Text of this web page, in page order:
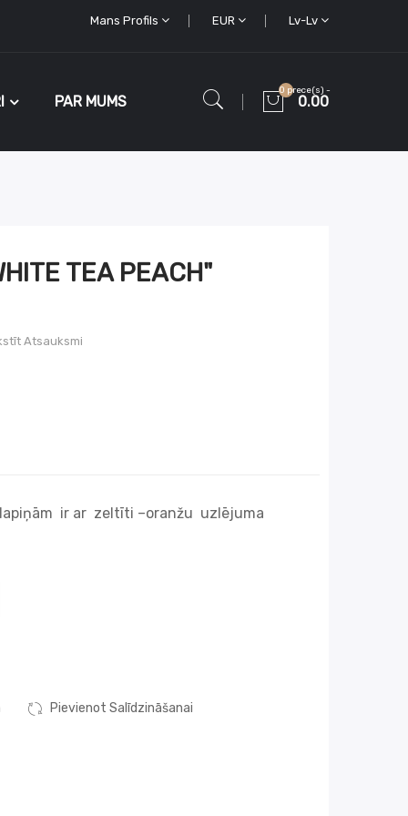
Mans Profils EUR Lv-Lv
PAR MUMS
0 prece(s) -
0.00
TEA PEACH"
Atsauksmi
ir ar zeltīti –oranžu uzlējuma
Pievienot Salīdzināšanai